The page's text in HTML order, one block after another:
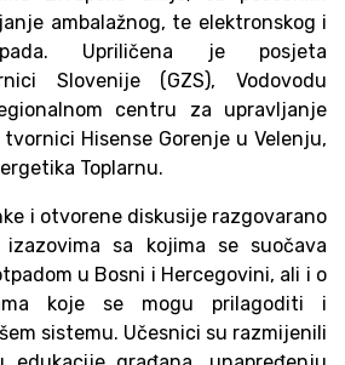
ambalažnog, te elektronskog i
Upriličena je posjeta
Slovenije (GZS), Vodovodu
centru za upravljanje
tvornici Hisense Gorenje u Velenju,
Toplarnu.
i otvorene diskusije razgovarano
sa kojima se suočava
u Bosni i Hercegovini, ali i o
koje se mogu prilagoditi i
sistemu. Učesnici su razmijenili